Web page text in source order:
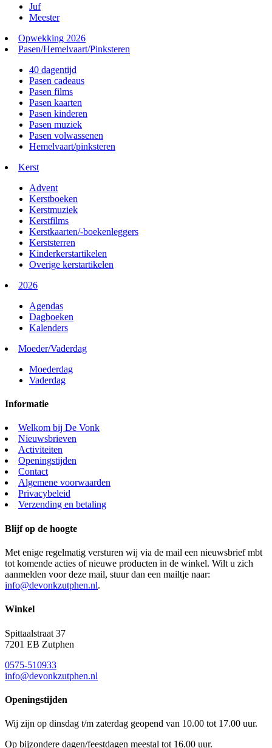
Juf
Meester
Opwekking 2026
Pasen/Hemelvaart/Pinksteren
40 dagentijd
Pasen cadeaus
Pasen films
Pasen kaarten
Pasen kinderen
Pasen muziek
Pasen volwassenen
Hemelvaart/pinksteren
Kerst
Advent
Kerstboeken
Kerstmuziek
Kerstfilms
Kerstkaarten/-boekenleggers
Kerststerren
Kinderkerstartikelen
Overige kerstartikelen
2026
Agendas
Dagboeken
Kalenders
Moeder/Vaderdag
Moederdag
Vaderdag
Informatie
Welkom bij De Vonk
Nieuwsbrieven
Activiteiten
Openingstijden
Contact
Algemene voorwaarden
Privacybeleid
Verzending en betaling
Blijf op de hoogte
Met enige regelmatig versturen wij via de mail een nieuwsbrief mbt
tot komende acties of nieuwe producten in de winkel. Wilt u zich
aanmelden voor deze mail, stuur dan een mailtje naar:
info@devonkzutphen.nl.
Winkel
Spittaalstraat 37
7201 EB Zutphen
0575-510933
info@devonkzutphen.nl
Openingstijden
Wij zijn op dinsdag t/m zaterdag geopend van 10.00 tot 17.00 uur.
Op bijzondere dagen/feestdagen meestal tot 16.00 uur.